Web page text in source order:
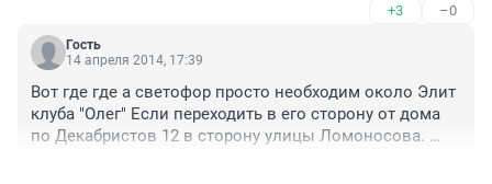
+3 –0
Гость
14 апреля 2014, 17:39
Вот где где а светофор просто необходим около Элит
клуба "Олег" Если переходить в его сторону от дома
по Декабристов 12 в сторону улицы Ломоносова.